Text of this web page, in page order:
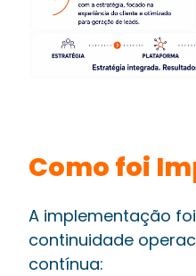
Como foi
A implementação
continuidade
contínua: